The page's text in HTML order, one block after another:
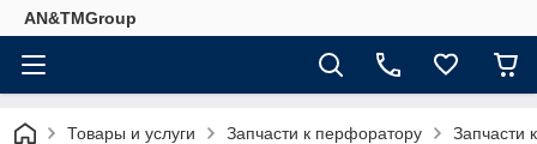
AN&TMGroup
Товары и услуги Запчасти к перфоратору Запчасти